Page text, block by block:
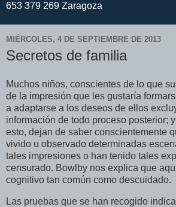
653 379 269 Zaragoza
MIÉRCOLES, 4 DE SEPTIEMBRE DE 2013
Secretos de familia
Muchos niños, conscientes de lo que
de la impresión que les gustaría
a adaptarse a los deseos de ellos
información de todo proceso posterior;
esto, dejan de saber conscientemente
vivido u observado determinadas
tales impresiones o han tenido tales
censurado. Bowlby nos explica que
cognitivo tan común como descuidado.
Las pruebas que se han recogido